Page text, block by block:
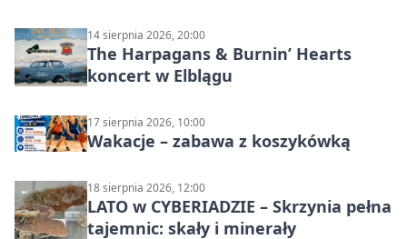
14 sierpnia 2026, 20:00
The Harpagans & Burnin’ Hearts
koncert w Elblągu
17 sierpnia 2026, 10:00
Wakacje – zabawa z koszykówką
18 sierpnia 2026, 12:00
LATO w CYBERIADZIE – Skrzynia pełna
tajemnic: skały i minerały